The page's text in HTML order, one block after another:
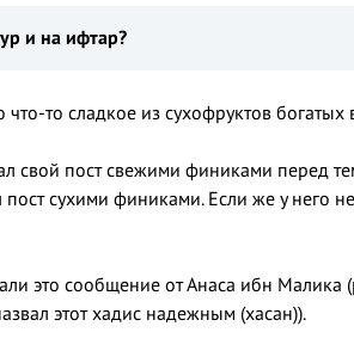
и на ифтар?
то сладкое из сухофруктов богатых
сухими финиками. Если же у него не
это сообщение от Анаса ибн Малика
этот хадис надежным (хасан)).